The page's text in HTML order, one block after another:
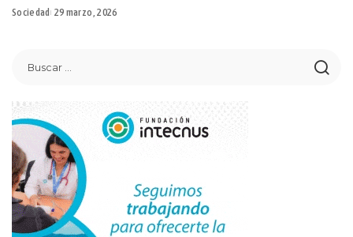
Sociedad 29 marzo, 2026